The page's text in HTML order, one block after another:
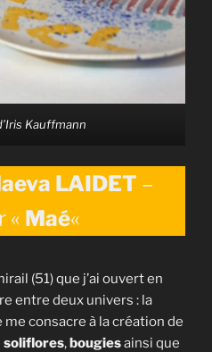
Kauffmann
LAIDET –
« Maé«
(51) que j’ai ouvert en
entre deux univers : la
consacre à la création de
soliflores,bougiesainsi que